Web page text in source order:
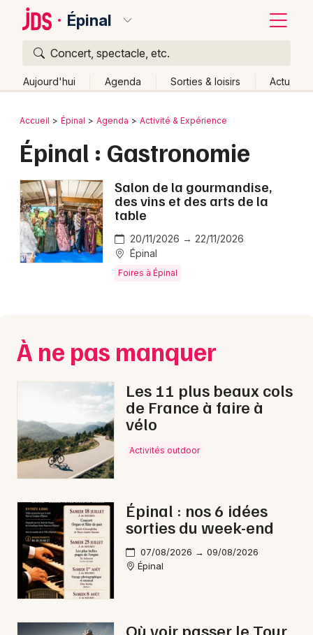
Épinal
Concert, spectacle, etc.
Aujourd'hui Agenda Sorties & loisirs Actu
Publier un événement
Grands événements
Activité & Expérience
Soirées
Sorties famille
Expos
Sorties & loisirs
Gastronomie dans les Vosges
Bordeaux
Lille
Lyon
Marseille
Nantes
Strasbourg
Toulouse
Retour
Accueil Épinal Agenda Activité & Expérience
Épinal : Gastronomie
Salon de la gourmandise,
des vins et des arts de la
table
20/11/2026 → 22/11/2026
Épinal
Foires à Épinal
À ne pas manquer
Les 11 plus beaux cols
de France à faire à
vélo
Activités outdoor
Épinal : nos 6 idées
sorties du week-end
07/08/2026 → 09/08/2026
Épinal
Où voir passer le Tour
Quoi ?
Où ?
Épinal et alentours
Près de moi
Changer de lieu
Quand ?
Effacer les dates
Aujourd'hui
Demain Ce week-end Autre